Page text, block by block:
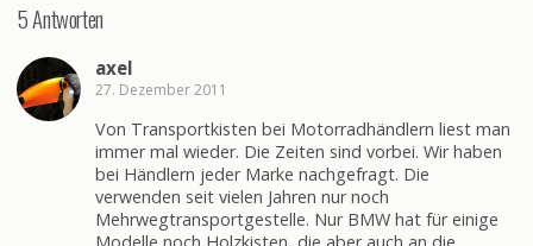
5 Antworten
axel
27. Dezember 2011
Von Transportkisten bei Motorradhändlern liest man
immer mal wieder. Die Zeiten sind vorbei. Wir haben
bei Händlern jeder Marke nachgefragt. Die
verwenden seit vielen Jahren nur noch
Mehrwegtransportgestelle. Nur BMW hat für einige